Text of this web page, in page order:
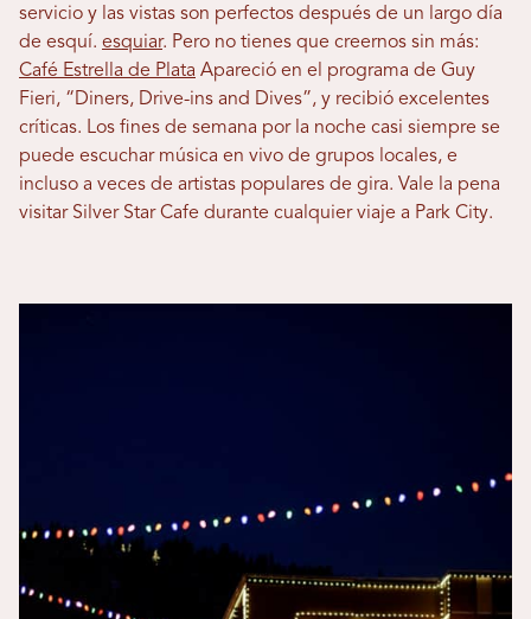
servicio y las vistas son perfectos después de un largo día
de esquí. esquiar. Pero no tienes que creernos sin más:
Café Estrella de Plata Apareció en el programa de Guy
Fieri, “Diners, Drive-ins and Dives”, y recibió excelentes
críticas. Los fines de semana por la noche casi siempre se
puede escuchar música en vivo de grupos locales, e
incluso a veces de artistas populares de gira. Vale la pena
visitar Silver Star Cafe durante cualquier viaje a Park City.